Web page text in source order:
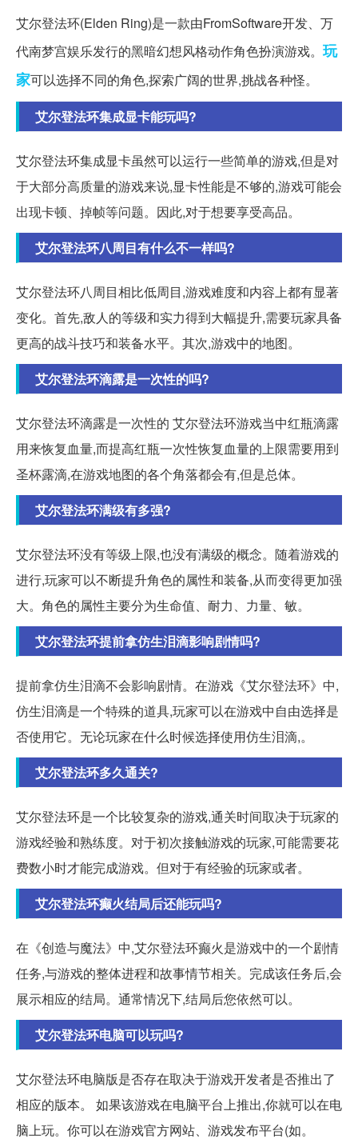
艾尔登法环(Elden Ring)是一款由FromSoftware开发、万
代南梦宫娱乐发行的黑暗幻想风格动作角色扮演游戏。 玩
家可以选择不同的角色,探索广阔的世界,挑战各种怪。
艾尔登法环集成显卡能玩吗?
艾尔登法环集成显卡虽然可以运行一些简单的游戏,但是对
于大部分高质量的游戏来说,显卡性能是不够的,游戏可能会
出现卡顿、掉帧等问题。因此,对于想要享受高品。
艾尔登法环八周目有什么不一样吗?
艾尔登法环八周目相比低周目,游戏难度和内容上都有显著
变化。首先,敌人的等级和实力得到大幅提升,需要玩家具备
更高的战斗技巧和装备水平。其次,游戏中的地图。
艾尔登法环滴露是一次性的吗?
艾尔登法环滴露是一次性的 艾尔登法环游戏当中红瓶滴露
用来恢复血量,而提高红瓶一次性恢复血量的上限需要用到
圣杯露滴,在游戏地图的各个角落都会有,但是总体。
艾尔登法环满级有多强?
艾尔登法环没有等级上限,也没有满级的概念。随着游戏的
进行,玩家可以不断提升角色的属性和装备,从而变得更加强
大。角色的属性主要分为生命值、耐力、力量、敏。
艾尔登法环提前拿仿生泪滴影响剧情吗?
提前拿仿生泪滴不会影响剧情。在游戏《艾尔登法环》中,
仿生泪滴是一个特殊的道具,玩家可以在游戏中自由选择是
否使用它。无论玩家在什么时候选择使用仿生泪滴,。
艾尔登法环多久通关?
艾尔登法环是一个比较复杂的游戏,通关时间取决于玩家的
游戏经验和熟练度。对于初次接触游戏的玩家,可能需要花
费数小时才能完成游戏。但对于有经验的玩家或者。
艾尔登法环癫火结局后还能玩吗?
在《创造与魔法》中,艾尔登法环癫火是游戏中的一个剧情
任务,与游戏的整体进程和故事情节相关。完成该任务后,会
展示相应的结局。通常情况下,结局后您依然可以。
艾尔登法环电脑可以玩吗?
艾尔登法环电脑版是否存在取决于游戏开发者是否推出了
相应的版本。 如果该游戏在电脑平台上推出,你就可以在电
脑上玩。你可以在游戏官方网站、游戏发布平台(如。